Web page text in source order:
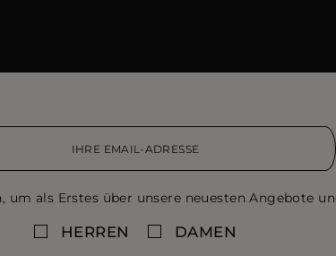
um als Erstes über unsere neuesten Angebote
HERREN DAMEN